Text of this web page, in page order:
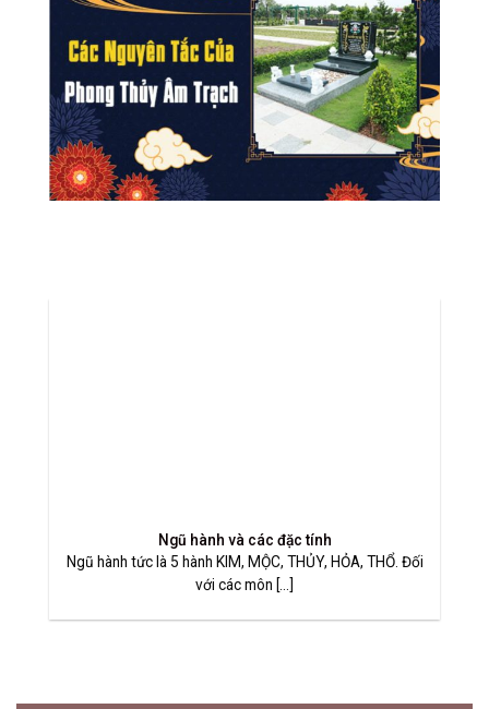
Ngũ hành và các đặc tính
Ngũ hành tức là 5 hành KIM, MỘC, THỦY, HỎA, THỔ. Đối
với các môn [...]